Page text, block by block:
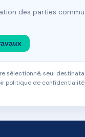
des parties
sélectionné, seul
politique de